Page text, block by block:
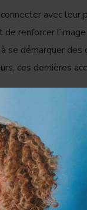
avec leur
renforcer
se démarquer
ces dernières
essentiels à